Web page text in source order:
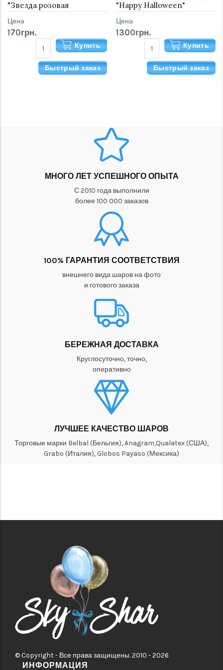
"Звезда розовая
Цена
170грн.
Купить
Быстрый заказ
"Happy Halloween"
Цена
1300грн.
Купить
Быстрый заказ
МНОГО ЛЕТ УСПЕШНОГО ОПЫТА
С 2010 года выполнили
более 100 000 заказов
100% ГАРАНТИЯ СООТВЕТСТВИЯ
внешнего вида шаров на фото
и готового заказа
БЕРЕЖНАЯ ДОСТАВКА
Круглосуточно, точно,
оперативно
ЛУЧШЕЕ КАЧЕСТВО ШАРОВ
Торговые марки Belbal (Бельгия), Anagram,Qualatex (США),
Grabo (Италия), Globos Payaso (Мексика)
© Copyright - Все права защищены. 2010 - 2026
ИНФОРМАЦИЯ